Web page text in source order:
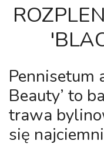
Pennisetum
Beauty’ to
trawa
się